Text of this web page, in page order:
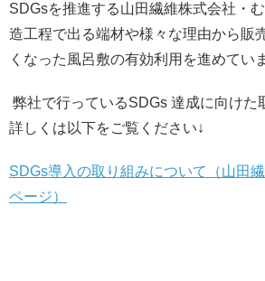
SDGsを推進する山田繊維株式会社・
造工程で出る端材や様々な理由から販
くなった風呂敷の有効利用を進めてい
弊社で行っているSDGs 達成に向けた
詳しくは以下をご覧ください↓
SDGs導入の取り組みについて（山田
ページ）
防災